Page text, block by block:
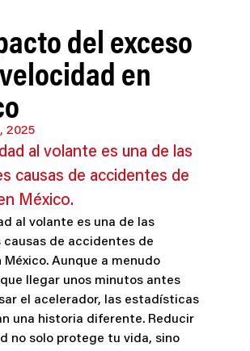
del exceso
en
2025
al volante es una de las
causas de accidentes de
México.
al volante es una de las
causas de accidentes de
Aunque a menudo
llegar unos minutos antes
el acelerador, las estadísticas
una historia diferente. Reducir
no solo protege tu vida, sino